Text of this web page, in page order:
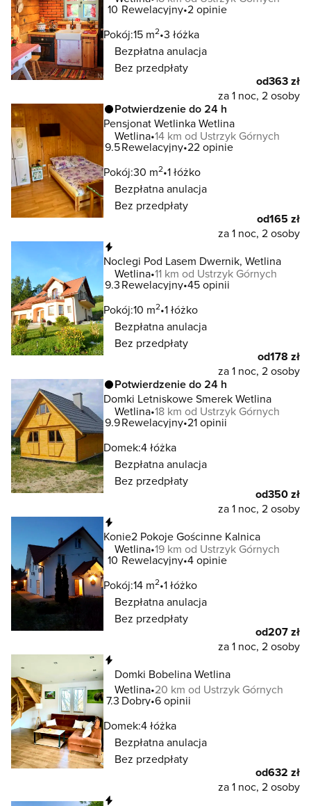
10 Rewelacyjny 2 opinie
Pokój:15 m2 3 łóżka
Bezpłatna anulacja
Bez przedpłaty
od363 zł
za 1 noc, 2 osoby
Potwierdzenie do 24 h
Pensjonat Wetlinka Wetlina
Wetlina 14 km od Ustrzyk Górnych
9.5Rewelacyjny 22 opinie
Pokój:30 m2 1 łóżko
Bezpłatna anulacja
Bez przedpłaty
od165 zł
za 1 noc, 2 osoby
Noclegi Pod Lasem Dwernik, Wetlina
Wetlina 11 km od Ustrzyk Górnych
9.3Rewelacyjny 45 opinii
Pokój:10 m2 1 łóżko
Bezpłatna anulacja
Bez przedpłaty
od178 zł
za 1 noc, 2 osoby
Potwierdzenie do 24 h
Domki Letniskowe Smerek Wetlina
Wetlina 18 km od Ustrzyk Górnych
9.9Rewelacyjny 21 opinii
Domek:4 łóżka
Bezpłatna anulacja
Bez przedpłaty
od350 zł
za 1 noc, 2 osoby
Konie2 Pokoje Gościnne Kalnica
Wetlina 19 km od Ustrzyk Górnych
10 Rewelacyjny 4 opinie
Pokój:14 m2 1 łóżko
Bezpłatna anulacja
Bez przedpłaty
od207 zł
za 1 noc, 2 osoby
Domki Bobelina Wetlina
Wetlina 20 km od Ustrzyk Górnych
7.3 Dobry 6 opinii
Domek:4 łóżka
Bezpłatna anulacja
Bez przedpłaty
od632 zł
za 1 noc, 2 osoby